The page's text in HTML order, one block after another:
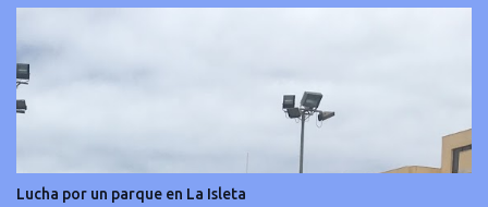
de La Isleta: La Montaña del Faro, vista desde la Montaña
Colorada.
Lucha por un parque en La Isleta